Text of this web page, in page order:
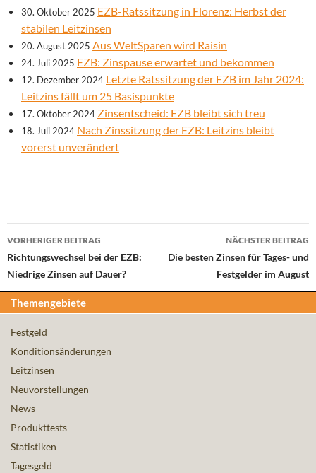
30. Oktober 2025 EZB-Ratssitzung in Florenz: Herbst der
stabilen Leitzinsen
20. August 2025 Aus WeltSparen wird Raisin
24. Juli 2025 EZB: Zinspause erwartet und bekommen
12. Dezember 2024 Letzte Ratssitzung der EZB im Jahr 2024:
Leitzins fällt um 25 Basispunkte
17. Oktober 2024 Zinsentscheid: EZB bleibt sich treu
18. Juli 2024 Nach Zinssitzung der EZB: Leitzins bleibt
vorerst unverändert
Beitrags-
Navigation
VORHERIGER BEITRAG
Richtungswechsel bei der EZB:
Niedrige Zinsen auf Dauer?
NÄCHSTER BEITRAG
Die besten Zinsen für Tages- und
Festgelder im August
Themengebiete
Festgeld
Konditionsänderungen
Leitzinsen
Neuvorstellungen
News
Produkttests
Statistiken
Tagesgeld